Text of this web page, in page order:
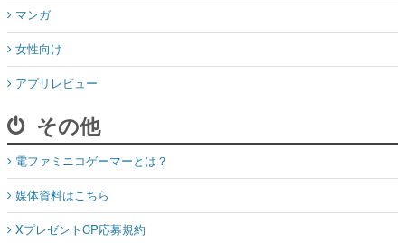
マンガ
女性向け
アプリレビュー
その他
電ファミニコゲーマーとは？
媒体資料はこちら
XプレゼントCP応募規約